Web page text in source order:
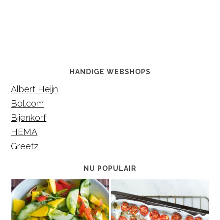
HANDIGE WEBSHOPS
Albert Heijn
Bol.com
Bijenkorf
HEMA
Greetz
NU POPULAIR